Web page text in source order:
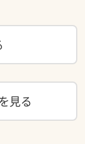
見る